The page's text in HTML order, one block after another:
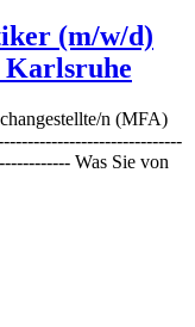
(m/w/d)
n (MFA)
Was Sie von